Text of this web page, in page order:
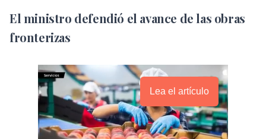
El ministro defendió el avance de las obras
fronterizas
Lea el artículo